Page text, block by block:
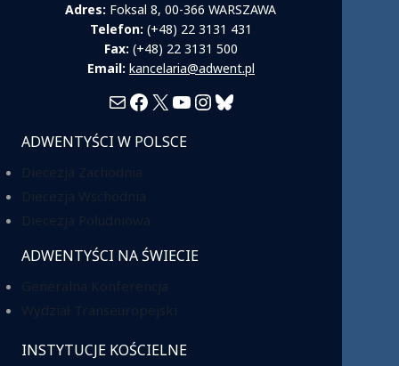
Adres: Foksal 8, 00-366 WARSZAWA
Telefon: (+48) 22 3131 431
Fax: (+48) 22 3131 500
Email: kancelaria@adwent.pl
MailFacebook
X YouTube
Instagram
Bluesky
ADWENTYŚCI W POLSCE
ADWENTYŚCI NA ŚWIECIE
INSTYTUCJE KOŚCIELNE